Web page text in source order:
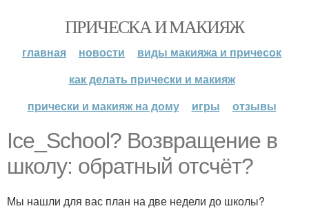
ПРИЧЕСКА И МАКИЯЖ
главная новости
виды макияжа и причесок
как делать прически и макияж
прически и макияж на дому
игры отзывы
Ice_School? Возвращение в
школу: обратный отсчёт?
Мы нашли для вас план на две недели до школы?